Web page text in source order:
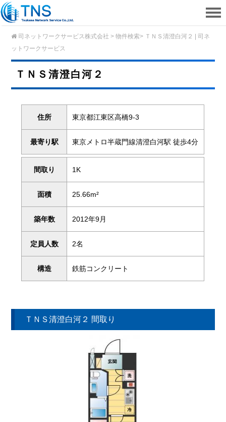
司ネットワークサービス株式会社 > 物件検索> ＴＮＳ清澄白河２ | 司ネ
ットワークサービス
ＴＮＳ清澄白河２
住所 東京都江東区高橋9-3
最寄り駅 東京メトロ半蔵門線清澄白河駅 徒歩4分
間取り 1K
面積 25.66m²
築年数 2012年9月
定員人数 2名
構造 鉄筋コンクリート
ＴＮＳ清澄白河２ 間取り